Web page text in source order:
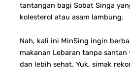
tantangan bagi Sobat Singa
kolesterol atau asam lambung.
Nah, kali ini MinSing ingin
makanan Lebaran tanpa
dan lebih sehat. Yuk, simak